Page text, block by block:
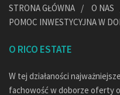
STRONA GŁÓWNA O NAS
POMOC INWESTYCYJNA W
O RICO ESTATE
W tej działaności
fachowość w doborze oferty